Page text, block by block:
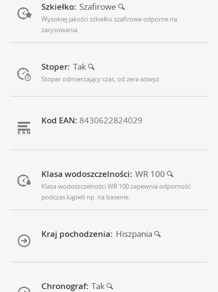
Szkiełko: Szafirowe
Wysokiej jakości szkiełko szafirowe odporne na
zarysowania.
Stoper: Tak
Stoper odmierzający czas, od zera wzwyż
Kod EAN: 8430622824029
Klasa wodoszczelności: WR 100
Klasa wodoszczelności WR 100 zapewnia odporność
podczas kąpieli np. na basenie.
Kraj pochodzenia: Hiszpania
Chronograf: Tak